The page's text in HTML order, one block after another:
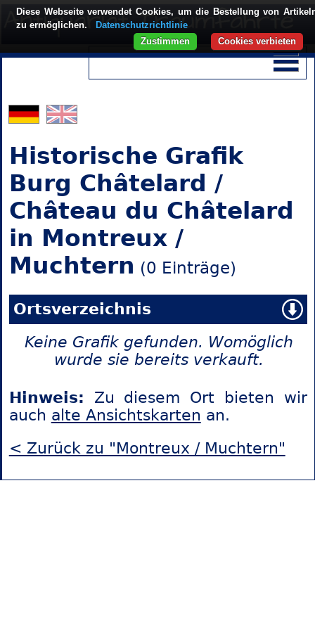
Historische Grafik
Burg Châtelard /
Château du Châtelard
in Montreux /
Muchtern (0 Einträge)
Ortsverzeichnis
Keine Grafik gefunden. Womöglich
wurde sie bereits verkauft.
Hinweis: Zu diesem Ort bieten wir
auch alte Ansichtskarten an.
< Zurück zu "Montreux / Muchtern"
Diese Webseite verwendet Cookies, um die Bestellung von
zu ermöglichen.
Datenschutzrichtlinie
Cookies verbieten
Zustimmen